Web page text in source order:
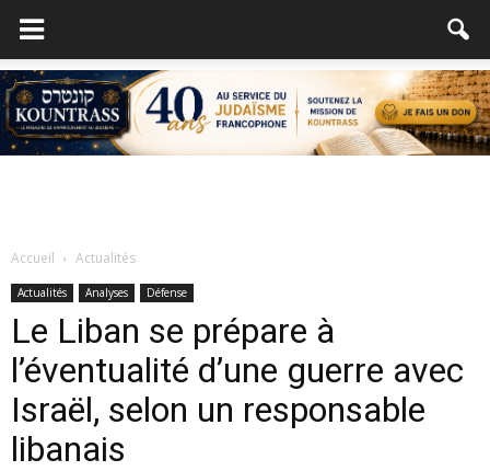
Accueil Actualités
Actualités Analyses Défense
Le Liban se prépare à
l’éventualité d’une guerre avec
Israël, selon un responsable
libanais